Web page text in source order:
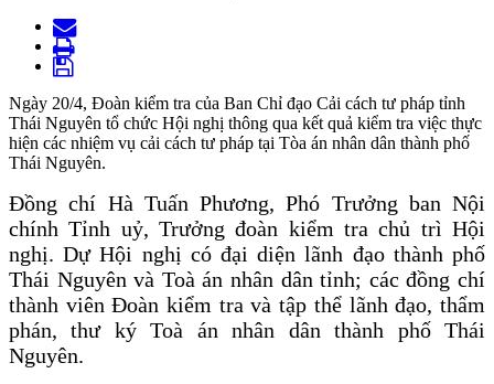
Ngày 20/4, Đoàn kiểm tra của Ban Chỉ đạo Cải cách tư pháp tỉnh
Thái Nguyên tổ chức Hội nghị thông qua kết quả kiểm tra việc thực
hiện các nhiệm vụ cải cách tư pháp tại Tòa án nhân dân thành phố
Thái Nguyên.
Đồng chí Hà Tuấn Phương, Phó Trưởng ban Nội
chính Tỉnh uỷ, Trưởng đoàn kiểm tra chủ trì Hội
nghị. Dự Hội nghị có đại diện lãnh đạo thành phố
Thái Nguyên và Toà án nhân dân tỉnh; các đồng chí
thành viên Đoàn kiểm tra và tập thể lãnh đạo, thẩm
phán, thư ký Toà án nhân dân thành phố Thái
Nguyên.